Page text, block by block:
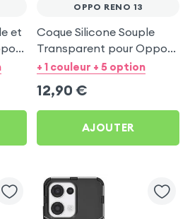
et
OPPO RENO 13
Coque Silicone Souple
Transparent pour Oppo
Reno 13
+ 1 couleur + 5 option
12,90 €
AJOUTER